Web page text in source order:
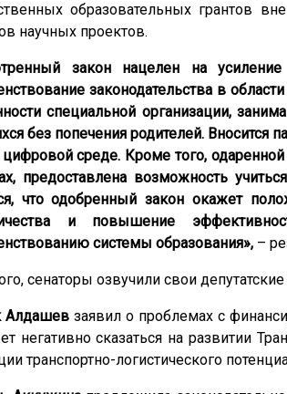
образовательных грантов
научных проектов.
закон нацелен на
законодательства в
специальной организации,
без попечения родителей. Вносится
среде. Кроме того,
предоставлена возможность
что одобренный закон окажет
и повышение
системы образования», –
сенаторы озвучили свои
Алдашев заявил о проблемах с
негативно сказаться на развитии
транспортно-логистического